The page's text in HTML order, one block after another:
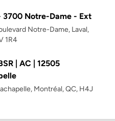
3700 Notre-Dame - Ext
Notre-Dame, Laval,
1R4
| AC | 12505
Montréal, QC, H4J